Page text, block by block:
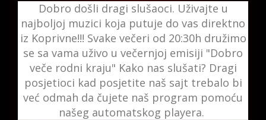
Dobro došli dragi slušaoci. Uživajte u
najboljoj muzici koja putuje do vas direktno
iz Koprivne!!! Svake večeri od 20:30h družimo
se sa vama uživo u večernjoj emisiji "Dobro
veče rodni kraju" Kako nas slušati? Dragi
posjetioci kad posjetite naš sajt trebalo bi
već odmah da čujete naš program pomoću
našeg automatskog playera.